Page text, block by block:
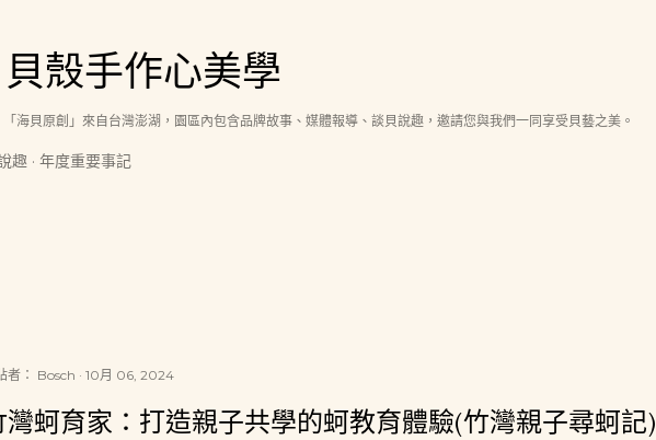
殼手作心美學
海貝原創」來自台灣澎湖，園區內包含品牌故事、媒體報導、談貝說趣，邀請您與我們一同享受貝藝之美。
趣 年度重要事記
者： Bosch 10月 06, 2024
灣蚵育家：打造親子共學的蚵教育體驗(竹灣親子尋蚵記)